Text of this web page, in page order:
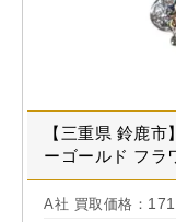
【三重県 鈴鹿
ーゴールド フラ
16.5g 買取実績
A社 買取価格：